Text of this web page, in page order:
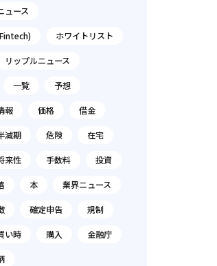
ュース
ホワイトリスト
リップルニュース
一覧
予想
報
価格
借金
減期 危険
在宅
来性 手数料
投資
本
業界ニュース
確定申告
規制
い時 購入
金融庁